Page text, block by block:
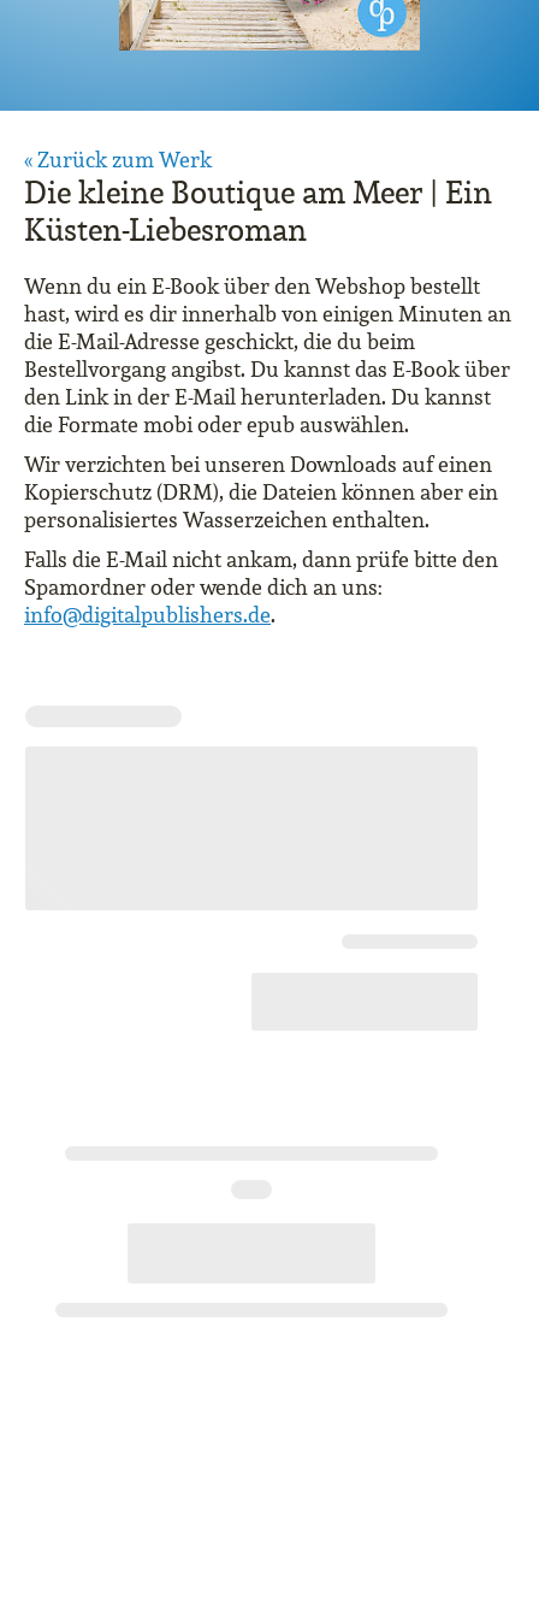
« Zurück zum Werk
Die kleine Boutique am Meer | Ein
Küsten-Liebesroman
Wenn du ein E-Book über den Webshop bestellt
hast, wird es dir innerhalb von einigen Minuten an
die E-Mail-Adresse geschickt, die du beim
Bestellvorgang angibst. Du kannst das E-Book über
den Link in der E-Mail herunterladen. Du kannst
die Formate mobi oder epub auswählen.
Wir verzichten bei unseren Downloads auf einen
Kopierschutz (DRM), die Dateien können aber ein
personalisiertes Wasserzeichen enthalten.
Falls die E-Mail nicht ankam, dann prüfe bitte den
Spamordner oder wende dich an uns:
info@digitalpublishers.de.